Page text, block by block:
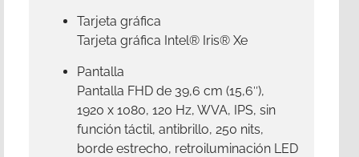
Tarjeta gráfica
Tarjeta gráfica Intel® Iris® Xe
Pantalla
Pantalla FHD de 39,6 cm (15,6″),
1920 x 1080, 120 Hz, WVA, IPS, sin
función táctil, antibrillo, 250 nits,
borde estrecho, retroiluminación LED